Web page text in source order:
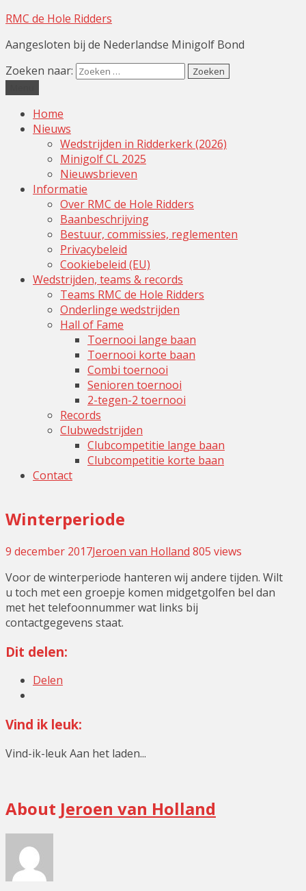
RMC de Hole Ridders
Aangesloten bij de Nederlandse Minigolf Bond
Zoeken naar:
Home
Nieuws
Wedstrijden in Ridderkerk (2026)
Minigolf CL 2025
Nieuwsbrieven
Informatie
Over RMC de Hole Ridders
Baanbeschrijving
Bestuur, commissies, reglementen
Privacybeleid
Cookiebeleid (EU)
Wedstrijden, teams & records
Teams RMC de Hole Ridders
Onderlinge wedstrijden
Hall of Fame
Toernooi lange baan
Toernooi korte baan
Combi toernooi
Senioren toernooi
2-tegen-2 toernooi
Records
Clubwedstrijden
Clubcompetitie lange baan
Clubcompetitie korte baan
Contact
Winterperiode
9 december 2017Jeroen van Holland Leave
comment
805 views
Voor de winterperiode hanteren wij andere tijden. Wilt
u toch met een groepje komen midgetgolfen bel dan
met het telefoonnummer wat links bij
contactgegevens staat.
Dit delen:
Delen
Vind ik leuk:
Vind-ik-leukAan het laden...
categorie
About Jeroen van Holland